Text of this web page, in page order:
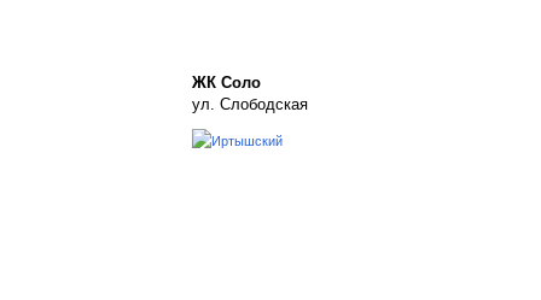
ЖК Соло
ул. Слободская